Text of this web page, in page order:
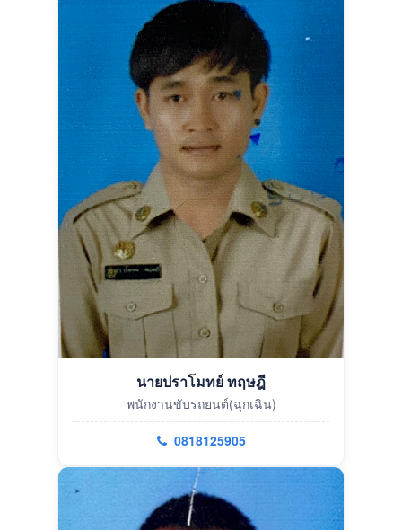
นายปราโมทย์ ทฤษฎี
พนักงานขับรถยนต์(ฉุกเฉิน)
0818125905